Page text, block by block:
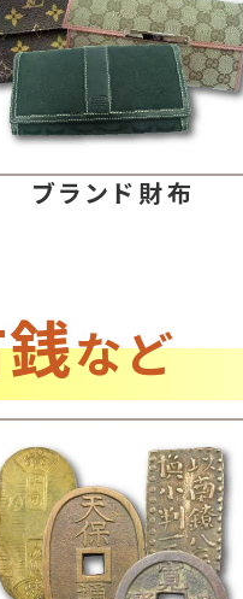
ブランド財布
など